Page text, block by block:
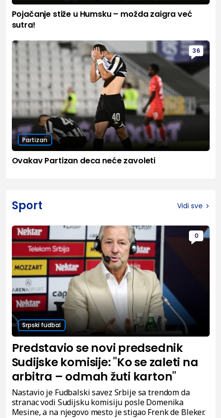
Pojačanje stiže u Humsku – možda zaigra već
sutra!
36
Partizan
Ovakav Partizan deca neće zavoleti
Sport Vidi sve
0
Srpski fudbal
Predstavio se novi predsednik
Sudijske komisije: "Ko se zaleti na
arbitra – odmah žuti karton"
Nastavio je Fudbalski savez Srbije sa trendom da
stranac vodi Sudijsku komisiju posle Domenika
Mesine, a na njegovo mesto je stigao Frenk de Bleker.